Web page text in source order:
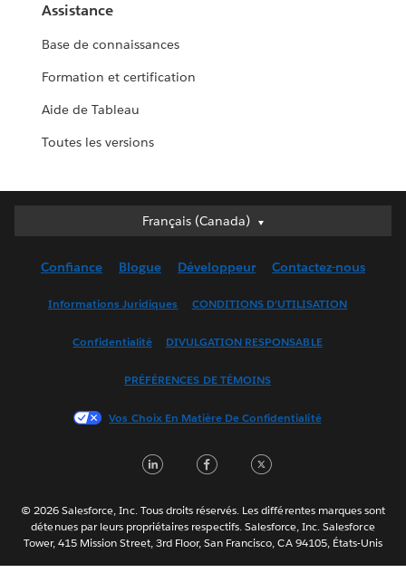
Assistance
Base de connaissances
Formation et certification
Aide de Tableau
Toutes les versions
Français (Canada)
Français (Canada)
English (UK)
Français (France)
한국어
Português
ไทย
简体中文
Confiance Blogue Développeur Contactez-nous
Informations Juridiques CONDITIONS D’UTILISATION
Confidentialité DIVULGATION RESPONSABLE
PRÉFÉRENCES DE TÉMOINS
Vos Choix En Matière De Confidentialité
LinkedInFacebook
© 2026 Salesforce, Inc. Tous droits réservés. Les différentes marques sont
détenues par leurs propriétaires respectifs. Salesforce, Inc. Salesforce
Tower, 415 Mission Street, 3rd Floor, San Francisco, CA 94105, États-Unis